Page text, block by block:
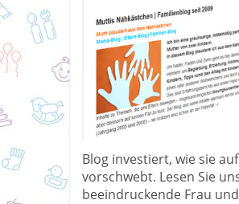
Blog investiert, wie sie
vorschwebt. Lesen Sie
beeindruckende Frau